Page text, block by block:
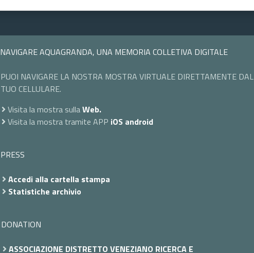
NAVIGARE AQUAGRANDA, UNA MEMORIA COLLETIVA DIGITALE
PUOI NAVIGARE LA NOSTRA MOSTRA VIRTUALE DIRETTAMENTE DAL
TUO CELLULARE.
Visita la mostra sullaWeb.
Visita la mostra tramite APP iOS android
PRESS
Accedi alla cartella stampa
Statistiche archivio
DONATION
ASSOCIAZIONE DISTRETTO VENEZIANO RICERCA E